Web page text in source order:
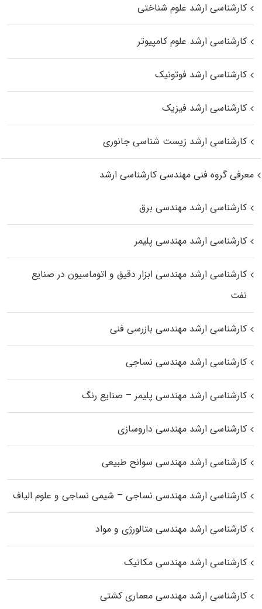
کارشناسی ارشد علوم شناختی
کارشناسی ارشد علوم کامپیوتر
کارشناسی ارشد فوتونیک
کارشناسی ارشد فیزیک
کارشناسی ارشد زیست‌ شناسی جانوری
معرفی گروه فنی مهندسی کارشناسی ارشد
کارشناسی ارشد مهندسی برق
کارشناسی ارشد مهندسی پلیمر
کارشناسی ارشد مهندسی ابزار دقیق و اتوماسیون در صنایع
نفت
کارشناسی ارشد مهندسی بازرسی فنی
کارشناسی ارشد مهندسی نساجی
کارشناسی ارشد مهندسی پلیمر – صنایع رنگ
کارشناسی ارشد مهندسی داروسازی
کارشناسی ارشد مهندسی سوانح طبیعی
کارشناسی ارشد مهندسی نساجی – شیمی نساجی و علوم الیاف
کارشناسی ارشد مهندسی متالورژی و مواد
کارشناسی ارشد مهندسی مکانیک
کارشناسی ارشد مهندسی معماری کشتی